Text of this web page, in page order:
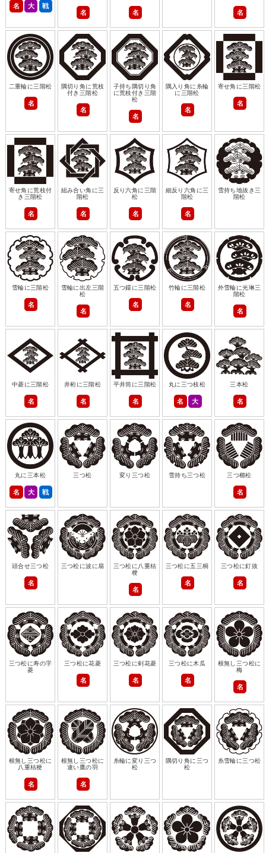
名 大 戦
名 名 名
二重輪に三階松
名
隅切り角に荒枝
付き三階松
名
子持ち隅切り角
に荒枝付き三階
松
名
隅入り角に糸輪
に三階松
名
寄せ角に三階松
名
寄せ角に荒枝付
き三階松
名
組み合い角に三
階松
名
反り六角に三階
松
名
細反り六角に三
階松
名
雪持ち地抜き三
階松
雪輪に三階松
名
雪輪に出左三階
松
名
五つ鐶に三階松
名
竹輪に三階松
名
外雪輪に光琳三
階松
名
中菱に三階松
名
井桁に三階松
名
平井筒に三階松
名
丸に三つ枝松
名 大
三本松
名
丸に三本松
名 大 戦
三つ松 変り三つ松 雪持ち三つ松 三つ櫛松
名
頭合せ三つ松
名
三つ松に波に扇
三つ松に八重桔
梗
名
三つ松に五三桐
名
三つ松に釘抜
名
三つ松に寿の字
菱
三つ松に花菱
名
三つ松に剣花菱
名
三つ松に木瓜
名
根無し三つ松に
梅
名
根無し三つ松に
八重桔梗
名
根無し三つ松に
違い鷹の羽
名
糸輪に変り三つ
松
隅切り角に三つ
松
糸雪輪に三つ松